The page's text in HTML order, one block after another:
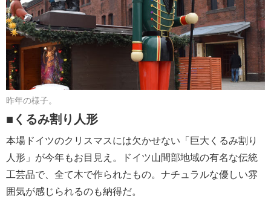
昨年の様子。
■くるみ割り人形
本場ドイツのクリスマスには欠かせない「巨大くるみ割り
人形」が今年もお目見え。ドイツ山間部地域の有名な伝統
工芸品で、全て木で作られたもの。ナチュラルな優しい雰
囲気が感じられるのも納得だ。